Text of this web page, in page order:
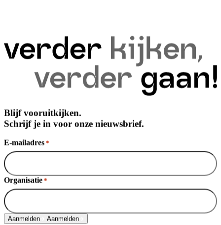
Blijf vooruitkijken.
Schrijf je in voor onze nieuwsbrief.
E-mailadres *
Organisatie *
Aanmelden Aanmelden